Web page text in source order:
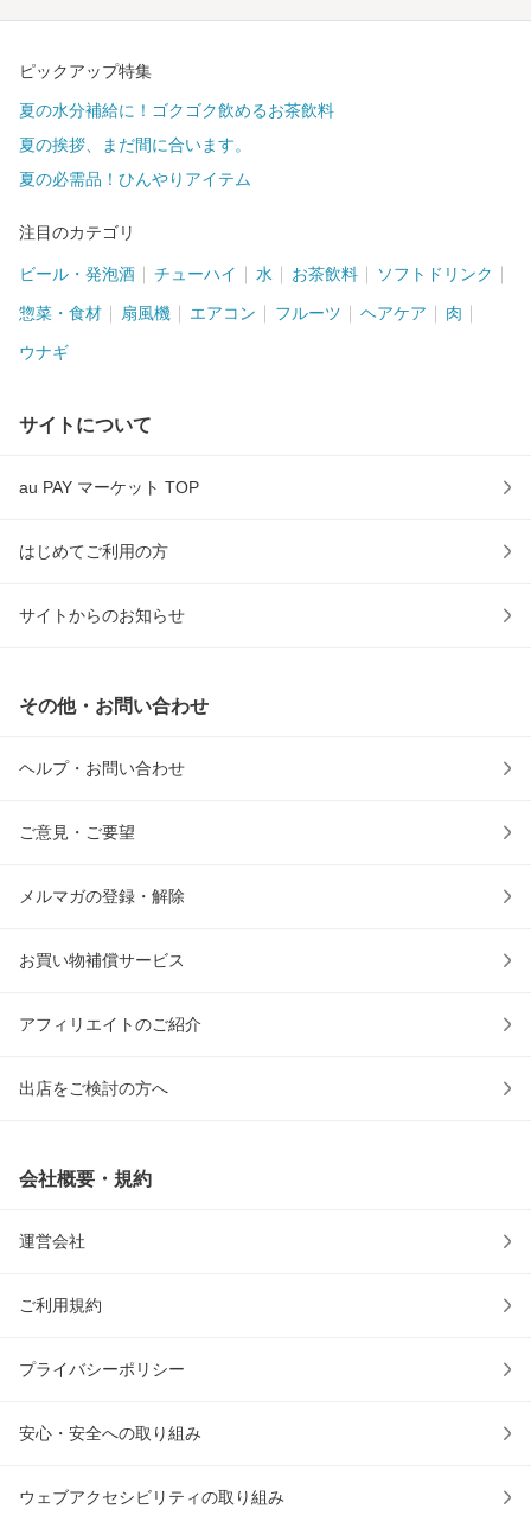
ピックアップ特集
夏の水分補給に！ゴクゴク飲めるお茶飲料
夏の挨拶、まだ間に合います。
夏の必需品！ひんやりアイテム
注目のカテゴリ
ビール・発泡酒 チューハイ 水 お茶飲料 ソフトドリンク
惣菜・食材 扇風機 エアコン フルーツ ヘアケア 肉
ウナギ
サイトについて
au PAY マーケット TOP
はじめてご利用の方
サイトからのお知らせ
その他・お問い合わせ
ヘルプ・お問い合わせ
ご意見・ご要望
メルマガの登録・解除
お買い物補償サービス
アフィリエイトのご紹介
出店をご検討の方へ
会社概要・規約
運営会社
ご利用規約
プライバシーポリシー
安心・安全への取り組み
ウェブアクセシビリティの取り組み